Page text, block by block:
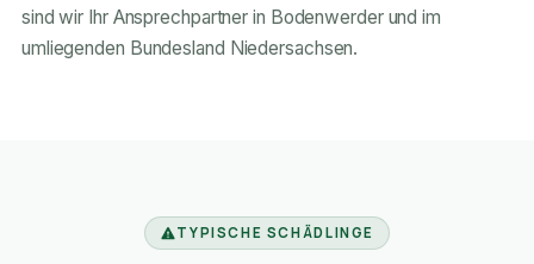
sind wir Ihr Ansprechpartner in Bodenwerder und im
umliegenden Bundesland Niedersachsen.
TYPISCHE SCHÄDLINGE